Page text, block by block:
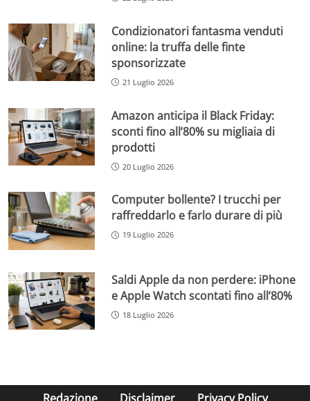
Condizionatori fantasma venduti
online: la truffa delle finte
sponsorizzate
21 Luglio 2026
Amazon anticipa il Black Friday:
sconti fino all’80% su migliaia di
prodotti
20 Luglio 2026
Computer bollente? I trucchi per
raffreddarlo e farlo durare di più
19 Luglio 2026
Saldi Apple da non perdere: iPhone
e Apple Watch scontati fino all’80%
18 Luglio 2026